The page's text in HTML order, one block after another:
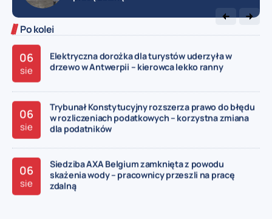
Po kolei
festiwal Theater op de Markt z 43 spektaklami
06
sie
Elektryczna dorożka dla turystów uderzyła w
drzewo w Antwerpii – kierowca lekko ranny
06
sie
Trybunał Konstytucyjny rozszerza prawo do błędu
w rozliczeniach podatkowych – korzystna zmiana
dla podatników
06
sie
Siedziba AXA Belgium zamknięta z powodu
skażenia wody – pracownicy przeszli na pracę
zdalną